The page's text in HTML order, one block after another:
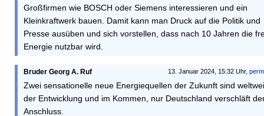
Großfirmen wie BOSCH oder Siemens interessieren und ein
Kleinkraftwerk bauen. Damit kann man Druck auf die Politik und
Presse ausüben und sich vorstellen, dass nach 10 Jahren die
Energie nutzbar wird.
13. Januar 2024, 15:32 Uhr,
Bruder Georg A. Ruf
Zwei sensationelle neue Energiequellen der Zukunft sind
der Entwicklung und im Kommen, nur Deutschland verschläft
Anschluss.